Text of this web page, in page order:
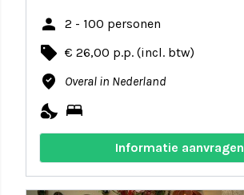
person 2 - 100 personen
local_offer € 26,00 p.p. (incl. btw)
where_to_vote Overal in Nederland
nights_stay bed
Informatie aanvragen